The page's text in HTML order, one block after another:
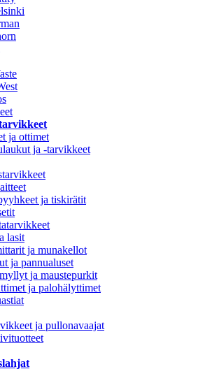
ja ottimet
ja -tarvikkeet
ja tiskirätit
lasit
ja munakellot
ja pannualuset
ja maustepurkit
ja palohälyttimet
ja pullonavaajat